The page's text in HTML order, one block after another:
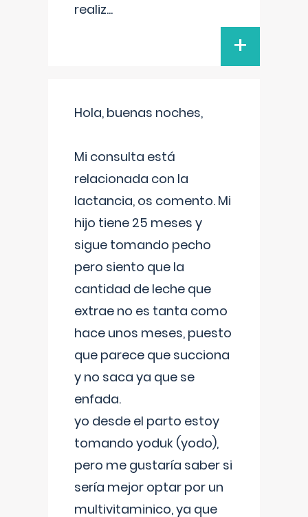
realiz...
+
Hola, buenas noches,
Mi consulta está
relacionada con la
lactancia, os comento. Mi
hijo tiene 25 meses y
sigue tomando pecho
pero siento que la
cantidad de leche que
extrae no es tanta como
hace unos meses, puesto
que parece que succiona
y no saca ya que se
enfada.
yo desde el parto estoy
tomando yoduk (yodo),
pero me gustaría saber si
sería mejor optar por un
multivitaminico, ya que